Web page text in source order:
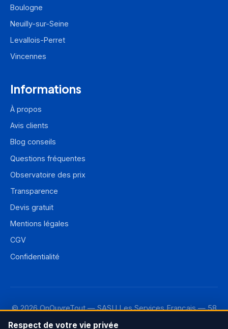
Boulogne
Neuilly-sur-Seine
Levallois-Perret
Vincennes
Informations
À propos
Avis clients
Blog conseils
Questions fréquentes
Observatoire des prix
Transparence
Devis gratuit
Mentions légales
CGV
Confidentialité
© 2026 OnOuvreTout — SASU Les Services Français — 58
rue de Monceau, 75008 Paris — RCS Paris 987 733 110
Respect de votre vie privée